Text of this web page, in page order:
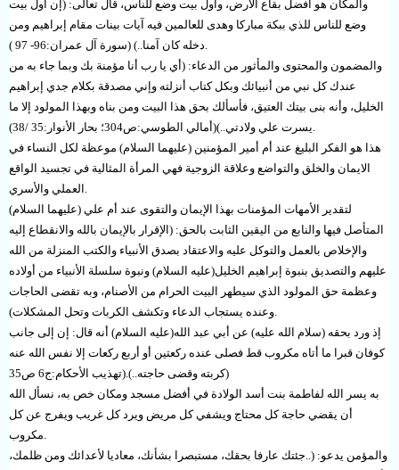
والمكان هو أفضل بقاع الأرض، وأول بيت وضع للناس، قال تعالى: (إن أول بيت
وضع للناس للذي ببكة مباركا وهدى للعالمين فيه آيات بينات مقام إبراهيم ومن
دخله كان آمنا..) (سورة آل عمران:96- 97 ).
والمضمون والمحتوى والمأثور من الدعاء: (أي يا رب أنا مؤمنة بك وبما جاء به من
عندك كل نبي من أنبيائك وبكل كتاب أنزلته وإني مصدقة بكلام جدي إبراهيم
الخليل، وأنه بنى بيتك العتيق، فأسألك بحق هذا البيت ومن بناه وبهذا المولود إلا ما
يسرت علي ولادتي..)(أمالي الطوسي:ص304؛ بحار الأنوار:35 /38).
هذا هو الفكر البليغ عند أم أمير المؤمنين (عليهما السلام) موعظة لكل النساء في
الايمان والخلق والتواضع وعلاقة الزوجية فهي المرأة المثالية في تجسيد الواقع
العملي والأسري .
لتقدير الأمهات المؤمنات بهذا الإيمان والتقوى عند أم علي (عليهما السلام)
المتأصل فيها والنابع من اليقين الثابت بالحق: (الإقرار بالإيمان بالله والانقطاع إليه
والإخلاص بالعمل والتوكل عليه والاعتقاد بصدق الأنبياء والكتب المنزلة من الله
عليهم والتصديق بنبوة إبراهيم الخليل(عليه السلام) ونبوة سلسلة الأنبياء من أولاده
وعظمة حق المولود الذي سيطهر البيت الحرام من الأصنام، وبه تقضى الحاجات
وعنده يستجاب الدعاء وتكشف الكربات وتحل المشكلات).
إذ ورد بحقه (سلام الله عليه) عن أبي عبد الله(عليه السلام) أنه قال: إن إلى جانب
كوفان قبرا ما أتاه مكروب قط فصلى عنده ركعتين أو أربع ركعات إلا نفس الله عنه
كربته وقضى حاجته..).(تهذيب الأحكام:ج6 ص35)
به يسر الله لفاطمة بنت أسد الولادة في أفضل مسجد ومكان خص به، نسأل الله
أن يقضي حاجة كل محتاج ويشفي كل مريض ويرد كل غريب ويفرج عن كل
مكروب.
والمؤمن يدعو: (..جئتك عارفا بحقك، مستبصرا بشأنك، معاديا لأعدائك ومن ظلمك،